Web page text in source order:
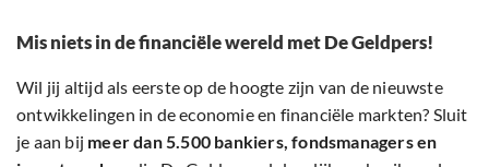
Mis niets in de financiële wereld met De Geldpers!
Wil jij altijd als eerste op de hoogte zijn van de nieuwste
ontwikkelingen in de economie en financiële markten? Sluit
je aan bij meer dan 5.500 bankiers, fondsmanagers en